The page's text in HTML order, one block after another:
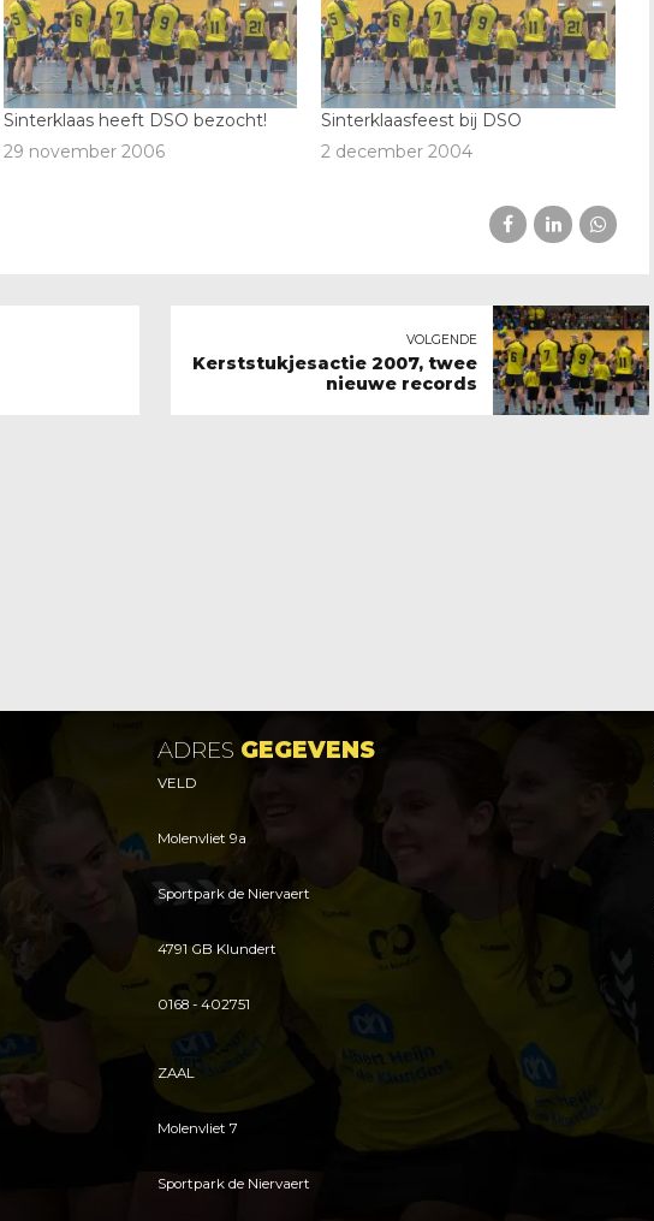
Sinterklaas heeft DSO bezocht!
29 november 2006
Sinterklaasfeest bij DSO
2 december 2004
VOLGENDE
Kerststukjesactie 2007, twee
nieuwe records
ADRES GEGEVENS
VELD
Molenvliet 9a
Sportpark de Niervaert
4791 GB Klundert
0168 - 402751
ZAAL
Molenvliet 7
Sportpark de Niervaert